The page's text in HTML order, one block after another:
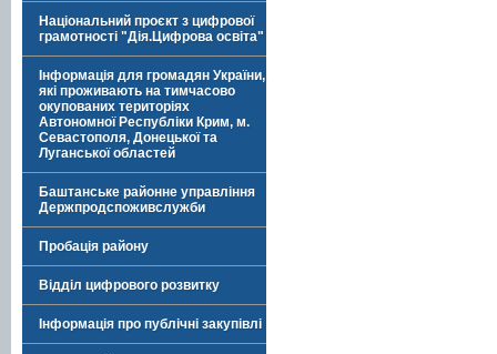
Національний проєкт з цифрової
грамотності "Дія.Цифрова освіта"
Інформація для громадян України,
які проживають на тимчасово
окупованих територіях
Автономної Республіки Крим, м.
Севастополя, Донецької та
Луганської областей
Баштанське районне управління
Держпродспоживслужби
Пробація району
Відділ цифрового розвитку
Інформація про публічні закупівлі